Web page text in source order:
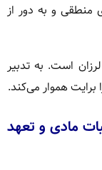
منطقی و به دور از
است. به تدبیر
برایت هموار می‌کند.
مادی و تعهد